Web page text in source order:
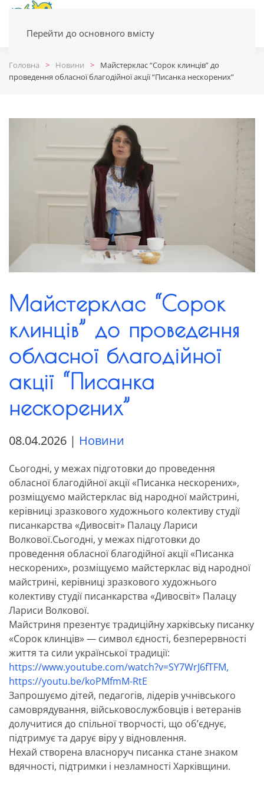
Перейти до основного вмісту
Головна Новини
Майстерклас “Сорок клинців” до
проведення обласної благодійної акції “Писанка нескорених”
Майстерклас “Сорок
клинців” до проведення
обласної благодійної
акції “Писанка
нескорених”
08.04.2026 | Новини
Сьогодні, у межах підготовки до проведення
обласної благодійної акції «Писанка нескорених»,
розміщуємо майстерклас від народної майстрині,
керівниці зразкового художнього колективу студії
писанкарства «Дивосвіт» Палацу Лариси
Волкової.Сьогодні, у межах підготовки до
проведення обласної благодійної акції «Писанка
нескорених», розміщуємо майстерклас від народної
майстрині, керівниці зразкового художнього
колективу студії писанкарства «Дивосвіт» Палацу
Лариси Волкової.
Майстриня презентує традиційну харківську писанку
«Сорок клинців» — символ єдності, безперервності
життя та сили української традиції:
https://www.youtube.com/watch?v=SY7WrJ6fTFM,
https://youtu.be/koPMfmM-RtE
Запрошуємо дітей, педагогів, лідерів учнівського
самоврядування, військовослужбовців і ветеранів
долучитися до спільної творчості, що об’єднує,
підтримує та дарує віру у відновлення.
Нехай створена власноруч писанка стане знаком
вдячності, підтримки і незламності Харківщини.